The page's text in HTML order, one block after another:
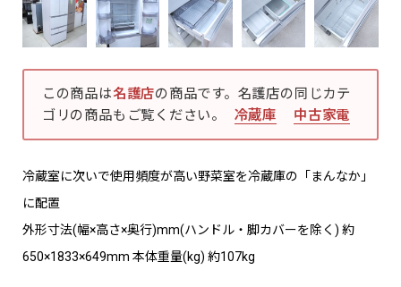
この商品は名護店の商品です。名護店の同じカテ
ゴリの商品もご覧ください。
冷蔵庫 中古家電
冷蔵室に次いで使用頻度が高い野菜室を冷蔵庫の「まんなか」
に配置
外形寸法(幅×高さ×奥行)mm(ハンドル・脚カバーを除く) 約
650×1833×649mm 本体重量(kg) 約107kg